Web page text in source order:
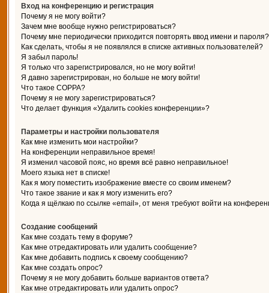
Вход на конференцию и регистрация
Почему я не могу войти?
Зачем мне вообще нужно регистрироваться?
Почему мне периодически приходится повторять ввод имени и пароля?
Как сделать, чтобы я не появлялся в списке активных пользователей?
Я забыл пароль!
Я только что зарегистрировался, но не могу войти!
Я давно зарегистрирован, но больше не могу войти!
Что такое COPPA?
Почему я не могу зарегистрироваться?
Что делает функция «Удалить cookies конференции»?
Параметры и настройки пользователя
Как мне изменить мои настройки?
На конференции неправильное время!
Я изменил часовой пояс, но время всё равно неправильное!
Моего языка нет в списке!
Как я могу поместить изображение вместе со своим именем?
Что такое звание и как я могу изменить его?
Когда я щёлкаю по ссылке «email», от меня требуют войти на
Создание сообщений
Как мне создать тему в форуме?
Как мне отредактировать или удалить сообщение?
Как мне добавить подпись к своему сообщению?
Как мне создать опрос?
Почему я не могу добавить больше вариантов ответа?
Как мне отредактировать или удалить опрос?